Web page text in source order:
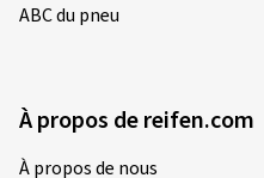
ABC du pneu
À propos de reifen.com
À propos de nous